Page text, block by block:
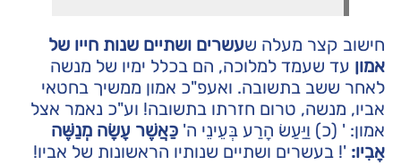
חישוב קצר מעלה שעשרים ושתיים שנות חייו של
אמון עד שעמד למלוכה, הם בכלל ימיו של מנשה
לאחר ששב בתשובה. ואעפ"כ אמון ממשיך בחטאי
אביו, מנשה, טרום חזרתו בתשובה! וע"כ נאמר אצל
אמון: ' (כ) וַיַּעַשׂ הָרַע בְּעֵינֵי ה' כַּאֲשֶׁר עָשָׂה מְנַשֶּׁה
אָבִיו: '! בעשרים ושתיים שנותיו הראשונות של אביו!